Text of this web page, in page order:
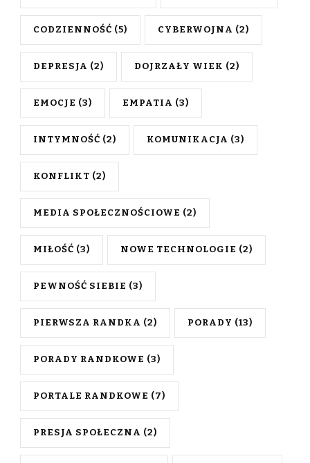
CODZIENNOŚĆ (5) CYBERWOJNA (2)
DEPRESJA (2) DOJRZAŁY WIEK (2)
EMOCJE (3) EMPATIA (3)
INTYMNOŚĆ (2) KOMUNIKACJA (3)
KONFLIKT (2)
MEDIA SPOŁECZNOŚCIOWE (2)
MIŁOŚĆ (3) NOWE TECHNOLOGIE (2)
PEWNOŚĆ SIEBIE (3)
PIERWSZA RANDKA (2) PORADY (13)
PORADY RANDKOWE (3)
PORTALE RANDKOWE (7)
PRESJA SPOŁECZNA (2)